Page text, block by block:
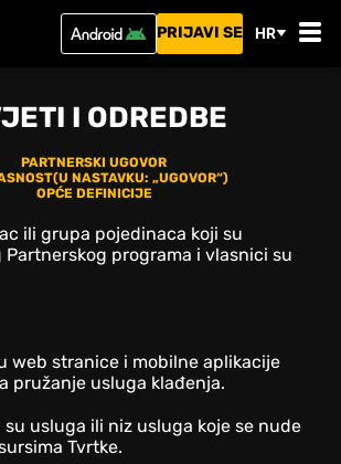
PRIJAVI SE HR
I ODREDBE
PARTNERSKI UGOVOR
NASTAVKU: „UGOVOR“)
OPĆE DEFINICIJE
ili grupa pojedinaca koji su
programa i vlasnici su
web stranice i mobilne aplikacije
pružanje usluga klađenja.
su usluga ili niz usluga koje se nude
Tvrtke.